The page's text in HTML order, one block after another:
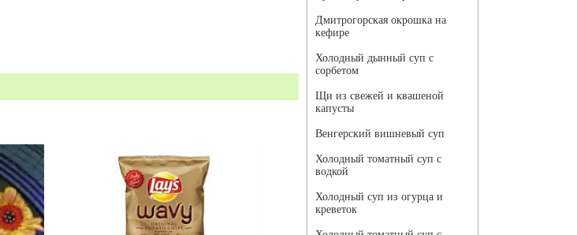
Дмитрогорская окрошка на
кефире
Холодный дынный суп с
сорбетом
Щи из свежей и квашеной
капусты
Венгерский вишневый суп
Холодный томатный суп с
водкой
Холодный суп из огурца и
креветок